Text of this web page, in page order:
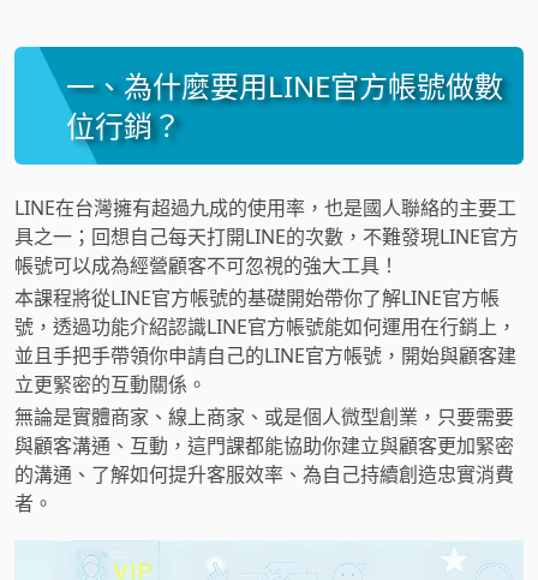
一、為什麼要用LINE官方帳號做數
位行銷？
LINE在台灣擁有超過九成的使用率，也是國人聯絡的主要工
具之一；回想自己每天打開LINE的次數，不難發現LINE官方
帳號可以成為經營顧客不可忽視的強大工具！
本課程將從LINE官方帳號的基礎開始帶你了解LINE官方帳
號，透過功能介紹認識LINE官方帳號能如何運用在行銷上，
並且手把手帶領你申請自己的LINE官方帳號，開始與顧客建
立更緊密的互動關係。
無論是實體商家、線上商家、或是個人微型創業，只要需要
與顧客溝通、互動，這門課都能協助你建立與顧客更加緊密
的溝通、了解如何提升客服效率、為自己持續創造忠實消費
者。